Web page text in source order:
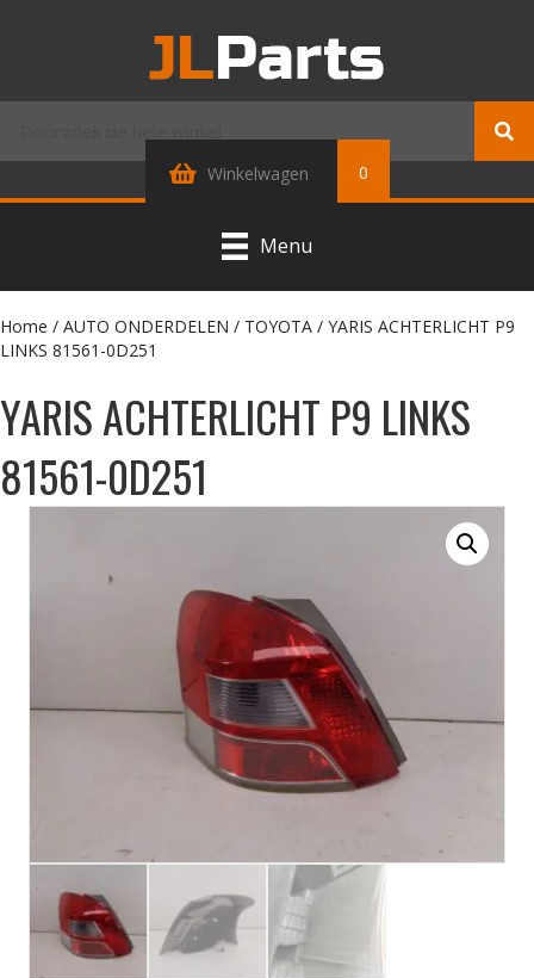
Winkelwagen 0
Menu
Home / AUTO ONDERDELEN / TOYOTA / YARIS ACHTERLICHT P9
LINKS 81561-0D251
YARIS ACHTERLICHT P9 LINKS
81561-0D251